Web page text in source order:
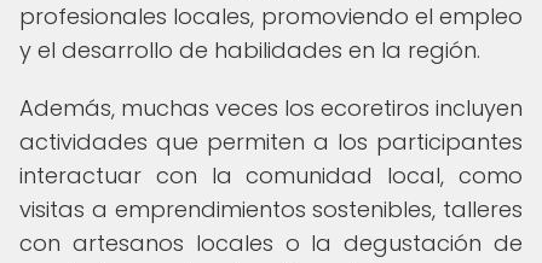
profesionales locales, promoviendo el empleo
y el desarrollo de habilidades en la región.
Además, muchas veces los ecoretiros incluyen
actividades que permiten a los participantes
interactuar con la comunidad local, como
visitas a emprendimientos sostenibles, talleres
con artesanos locales o la degustación de